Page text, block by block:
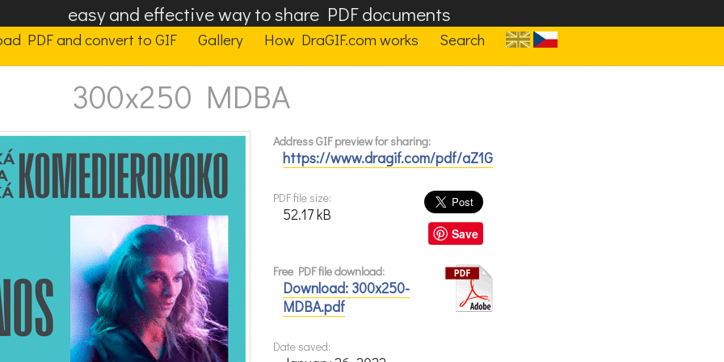
easy and effective way to share PDF documents
PDF and convert to GIF Gallery How DraGIF.com works Search
300x250 MDBA
Address GIF preview for sharing:
https://www.dragif.com/pdf/aZ1G
Save
PDF file size:
52.17 kB
Free PDF file download:
Download: 300x250-
MDBA.pdf
Date saved: